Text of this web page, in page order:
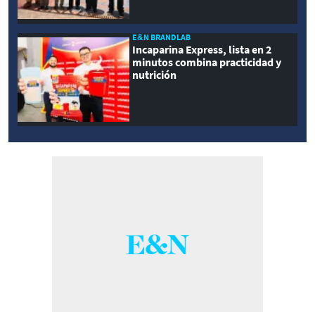
E&N BRANDLAB
Incaparina Express, lista en 2
minutos combina practicidad y
nutrición